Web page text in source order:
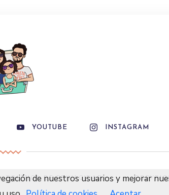
YOUTUBE INSTAGRAM
POLÍTICA DE PRIVACIDAD
de nuestros usuarios y mejorar